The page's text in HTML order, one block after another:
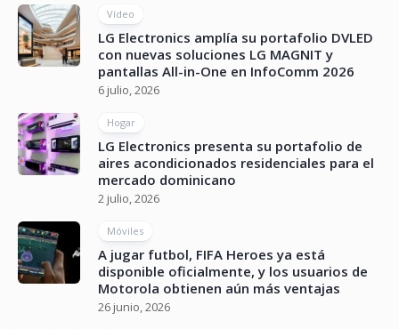
Vídeo
LG Electronics amplía su portafolio DVLED
con nuevas soluciones LG MAGNIT y
pantallas All-in-One en InfoComm 2026
6 julio, 2026
Hogar
LG Electronics presenta su portafolio de
aires acondicionados residenciales para el
mercado dominicano
2 julio, 2026
Móviles
A jugar futbol, FIFA Heroes ya está
disponible oficialmente, y los usuarios de
Motorola obtienen aún más ventajas
26 junio, 2026